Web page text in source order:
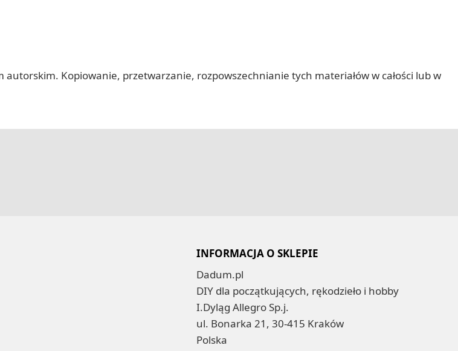
Kopiowanie, przetwarzanie, rozpowszechnianie tych materiałów w całości lub w
INFORMACJA O SKLEPIE
Dadum.pl
DIY dla początkujących, rękodzieło i hobby
I.Dyląg Allegro Sp.j.
ul. Bonarka 21, 30-415 Kraków
Polska